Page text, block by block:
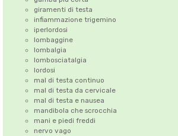
giramenti di testa
infiammazione trigemino
iperlordosi
lombaggine
lombalgia
lombosciatalgia
lordosi
mal di testa continuo
mal di testa da cervicale
mal di testa e nausea
mandibola che scrocchia
mani e piedi freddi
nervo vago